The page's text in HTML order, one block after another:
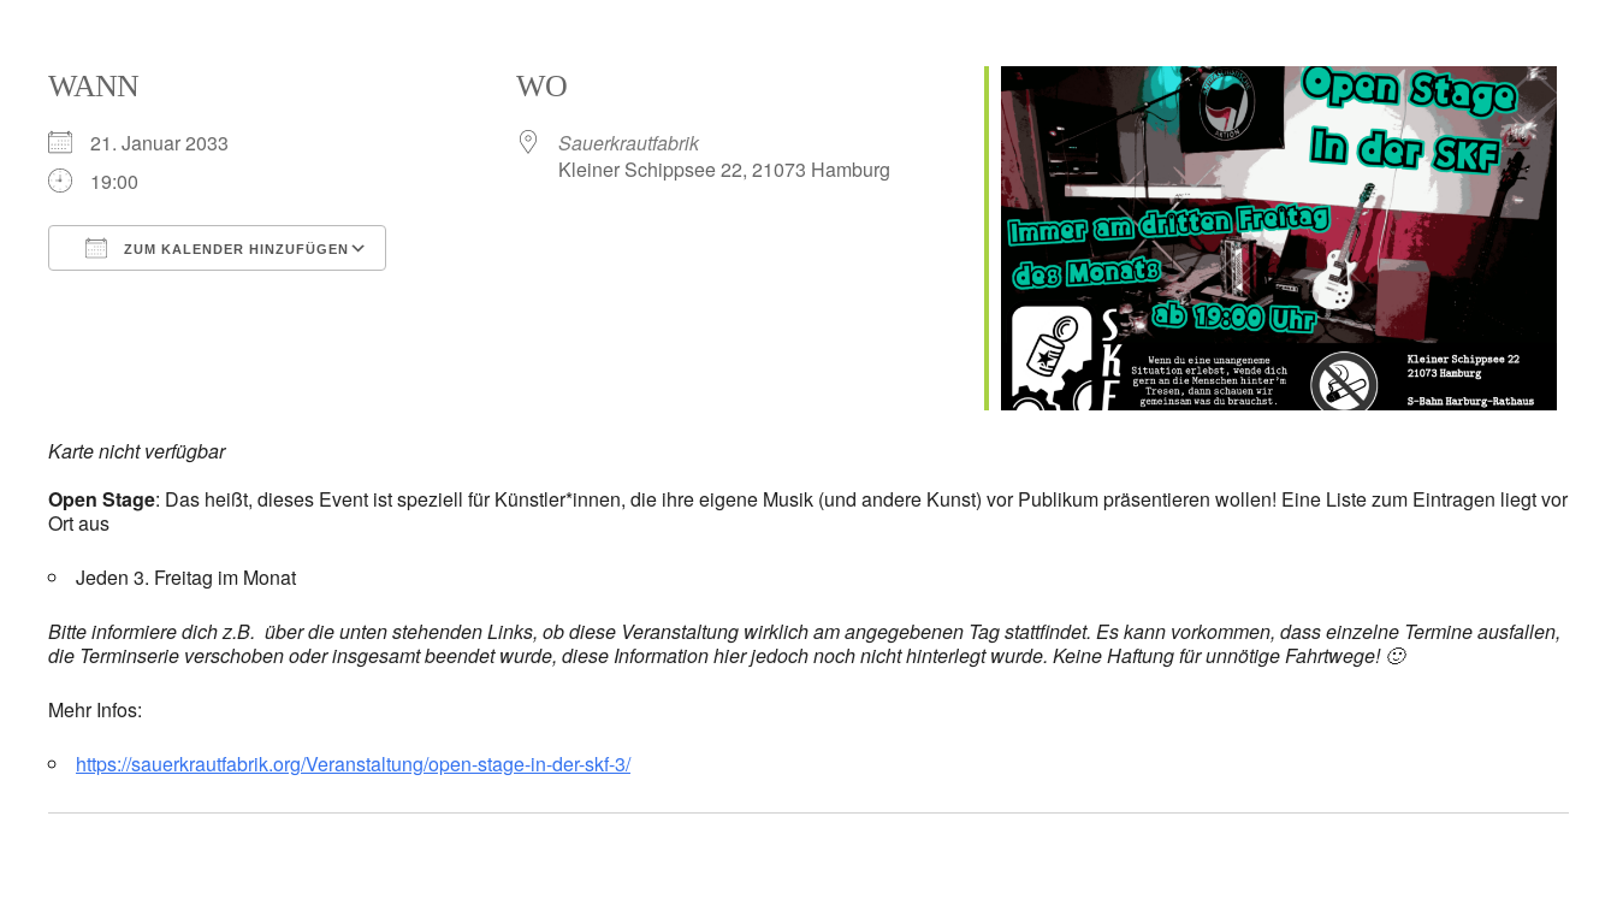
WANN
21. Januar 2033
19:00
ZUM KALENDER HINZUFÜGEN
Office 365 Outlook Live
WO
Sauerkrautfabrik
Kleiner Schippsee 22, 21073 Hamburg
Karte nicht verfügbar
Open Stage: Das heißt, dieses Event ist speziell für Künstler*innen, die ihre eigene Musik (und andere Kunst) vor Publikum präsentieren wollen! Eine Liste zum Eintragen liegt vor
Ort aus
Jeden 3. Freitag im Monat
Bitte informiere dich z.B. über die unten stehenden Links, ob diese Veranstaltung wirklich am angegebenen Tag stattfindet. Es kann vorkommen, dass einzelne Termine ausfallen,
die Terminserie verschoben oder insgesamt beendet wurde, diese Information hier jedoch noch nicht hinterlegt wurde. Keine Haftung für unnötige Fahrtwege! 🙂
Mehr Infos:
https://sauerkrautfabrik.org/Veranstaltung/open-stage-in-der-skf-3/